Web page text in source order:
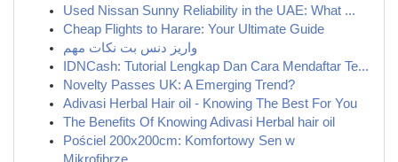
Used Nissan Sunny Reliability in the UAE: What ...
Cheap Flights to Harare: Your Ultimate Guide
واریز دنس بت نکات مهم
IDNCash: Tutorial Lengkap Dan Cara Mendaftar Te...
Novelty Passes UK: A Emerging Trend?
Adivasi Herbal Hair oil - Knowing The Best For You
The Benefits Of Knowing Adivasi Herbal hair oil
Pościel 200x200cm: Komfortowy Sen w